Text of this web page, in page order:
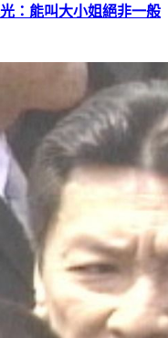
：能叫大小姐絕非一般